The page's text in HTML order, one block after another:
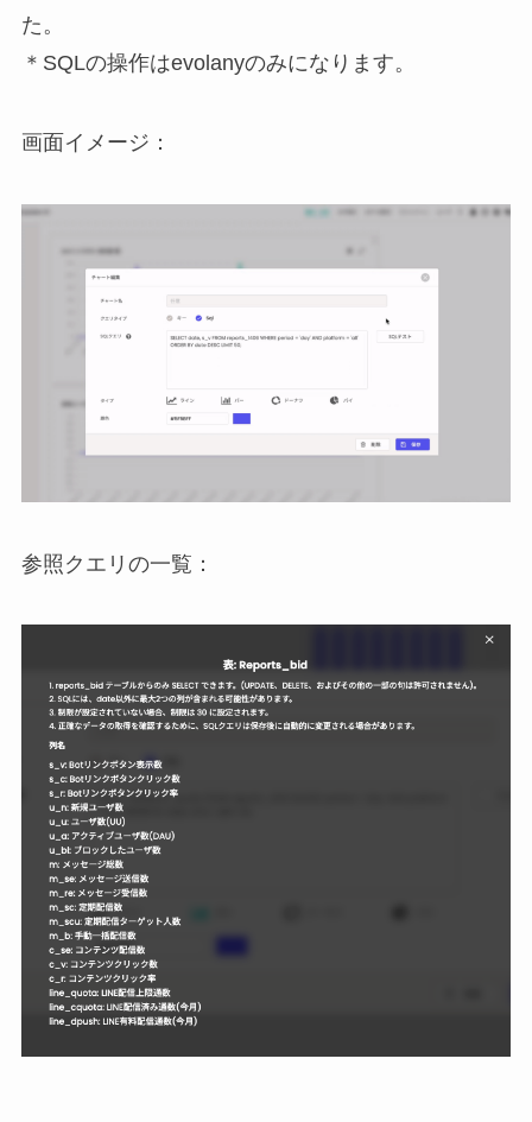
た。
＊SQLの操作はevolanyのみになります。
画面イメージ：
参照クエリの一覧：